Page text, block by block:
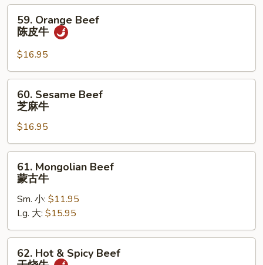
香
Orange
Beef
皮
牛
59. Orange Beef
陈皮牛
$16.95
Sesame
Beef
麻
牛
60. Sesame Beef
芝麻牛
$16.95
Mongolian
Beef
牛
61. Mongolian Beef
蒙古牛
Sm. 小: $11.95
Lg. 大: $15.95
Hot62. Hot & Spicy Beef